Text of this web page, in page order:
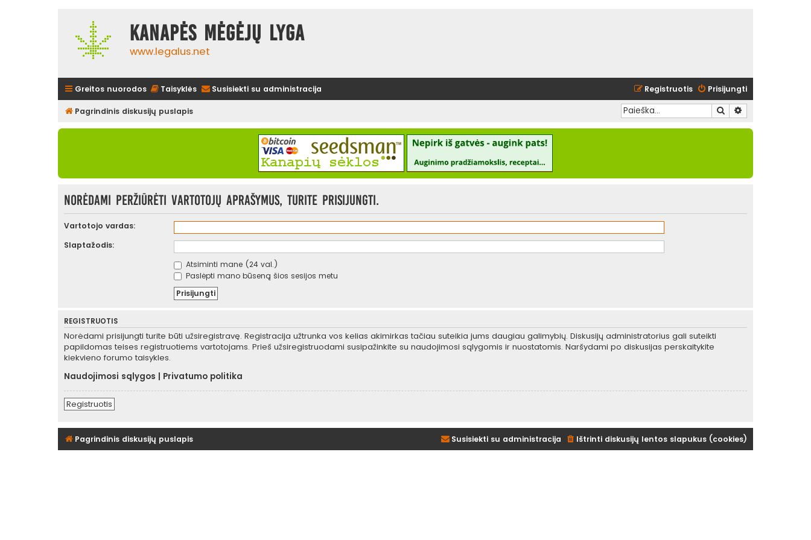
Kanapės mėgėjų lyga
www.legalus.net
Greitos nuorodos Taisyklės Susisiekti su administracija Prisijungti
Registruotis
Pagrindinis diskusijų puslapis Ieškoti
Norėdami peržiūrėti vartotojų aprašymus, turite prisijungti.
Vartotojo vardas:
Slaptažodis:
Atsiminti mane (24 val.)
Paslėpti mano būseną šios sesijos metu
REGISTRUOTIS
Norėdami prisijungti turite būti užsiregistravę. Registracija užtrunka vos kelias akimirkas tačiau suteikia jums daugiau galimybių. Diskusijų administratorius gali suteikti
papildomas teises registruotiems vartotojams. Prieš užsiregistruodami susipažinkite su naudojimosi sąlygomis ir nuostatomis. Naršydami po diskusijas perskaitykite
kiekvieno forumo taisykles.
Naudojimosi sąlygos
Privatumo politika
Registruotis
Pagrindinis diskusijų puslapis Ištrinti diskusijų lentos slapukus (cookies)
Susisiekti su administracija